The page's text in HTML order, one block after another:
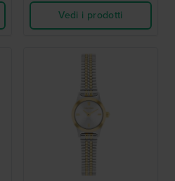
Vedi i prodotti